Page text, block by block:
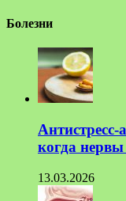
Болезни
когда нервы
13.03.2026